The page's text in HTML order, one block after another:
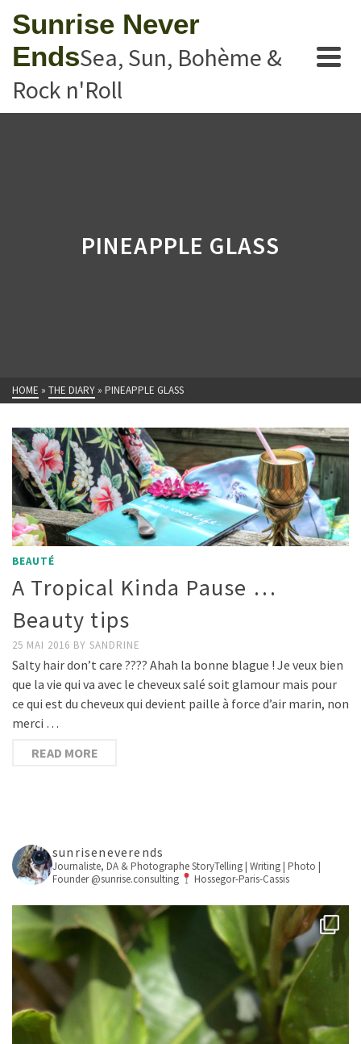
Sunrise Never
EndsSea, Sun, Bohème &
Rock n'Roll
PINEAPPLE GLASS
HOME » THE DIARY » PINEAPPLE GLASS
BEAUTÉ
A Tropical Kinda Pause …
Beauty tips
25 MAI 2016 BY SANDRINE
Salty hair don’t care ???? Ahah la bonne blague ! Je veux bien
que la vie qui va avec le cheveux salé soit glamour mais pour
ce qui est du cheveux qui devient paille à force d’air marin, non
merci …
READ MORE
sunriseneverends
Journaliste, DA & PhotographeStoryTelling | Writing | Photo |
Founder @sunrise.consulting
Hossegor-Paris-Cassis